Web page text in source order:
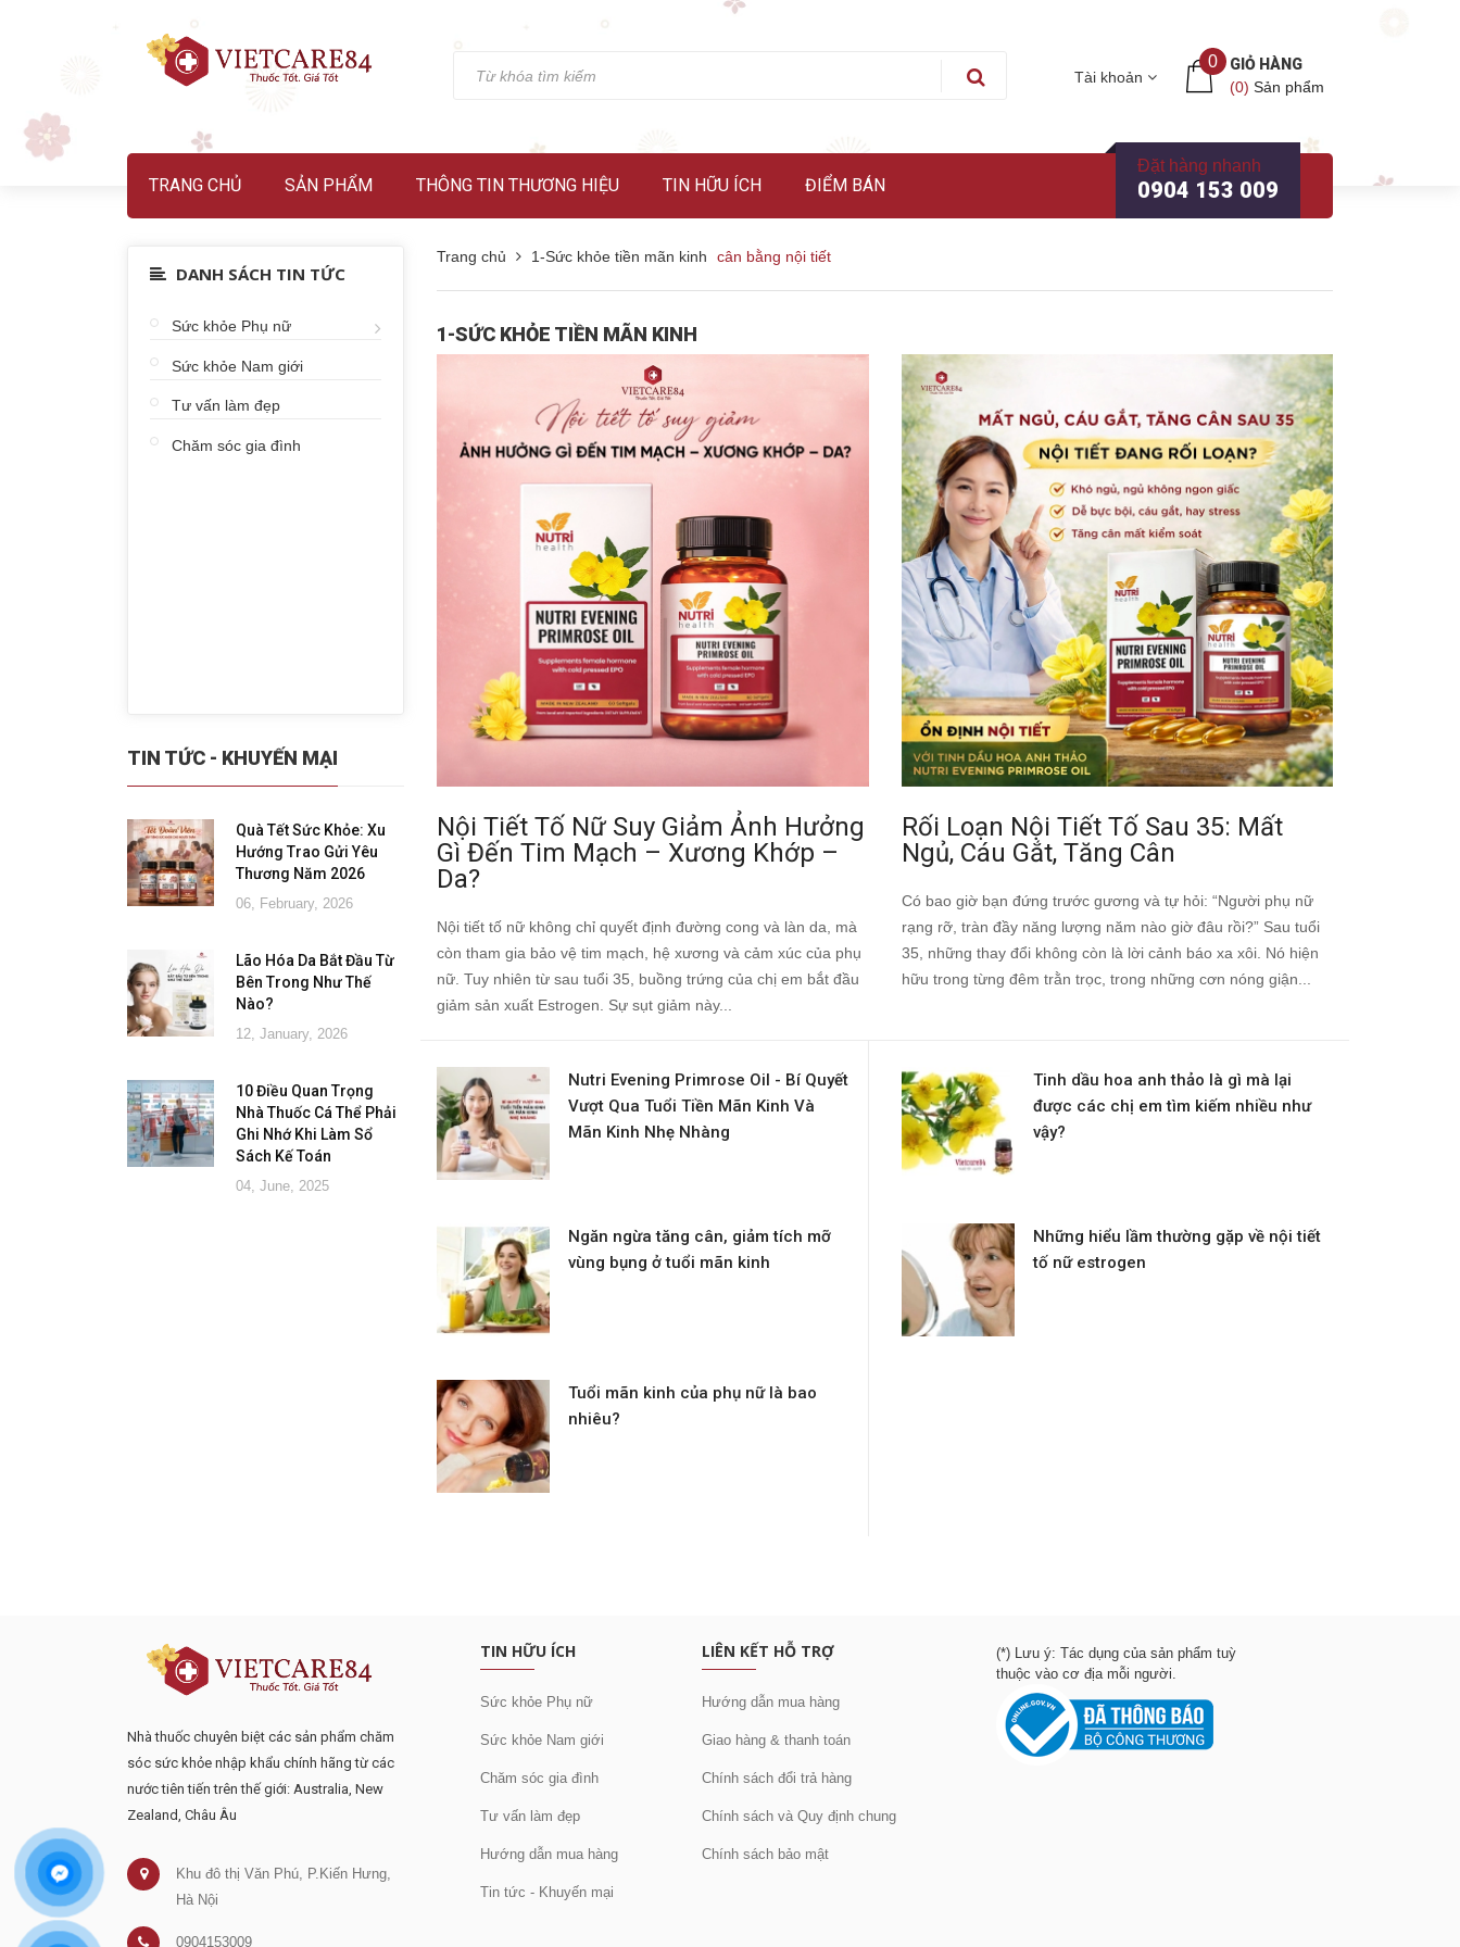
Tài khoản
0
GIỎ HÀNG
(0) Sản phẩm
TRANG CHỦ SẢN PHẨM THÔNG TIN THƯƠNG HIỆU TIN HỮU ÍCH ĐIỂM BÁN
Đặt hàng nhanh
0904 153 009
DANH SÁCH TIN TỨC
Sức khỏe Phụ nữ
Sức khỏe Nam giới
Tư vấn làm đẹp
Chăm sóc gia đình
TIN TỨC - KHUYẾN MẠI
Quà Tết Sức Khỏe: Xu
Hướng Trao Gửi Yêu
Thương Năm 2026
06, February, 2026
Lão Hóa Da Bắt Đầu Từ
Bên Trong Như Thế
Nào?
12, January, 2026
10 Điều Quan Trọng
Nhà Thuốc Cá Thể Phải
Ghi Nhớ Khi Làm Sổ
Sách Kế Toán
04, June, 2025
Trang chủ 1-Sức khỏe tiền mãn kinh cân bằng nội tiết
1-SỨC KHỎE TIỀN MÃN KINH
Nội Tiết Tố Nữ Suy Giảm Ảnh Hưởng
Gì Đến Tim Mạch – Xương Khớp –
Da?
Nội tiết tố nữ không chỉ quyết định đường cong và làn da, mà
còn tham gia bảo vệ tim mạch, hệ xương và cảm xúc của phụ
nữ. Tuy nhiên từ sau tuổi 35, buồng trứng của chị em bắt đầu
giảm sản xuất Estrogen. Sự sụt giảm này...
Rối Loạn Nội Tiết Tố Sau 35: Mất
Ngủ, Cáu Gắt, Tăng Cân
Có bao giờ bạn đứng trước gương và tự hỏi: “Người phụ nữ
rạng rỡ, tràn đầy năng lượng năm nào giờ đâu rồi?” Sau tuổi
35, những thay đổi không còn là lời cảnh báo xa xôi. Nó hiện
hữu trong từng đêm trằn trọc, trong những cơn nóng giận...
Nutri Evening Primrose Oil - Bí Quyết
Vượt Qua Tuổi Tiền Mãn Kinh Và
Mãn Kinh Nhẹ Nhàng
Ngăn ngừa tăng cân, giảm tích mỡ
vùng bụng ở tuổi mãn kinh
Tuổi mãn kinh của phụ nữ là bao
nhiêu?
Tinh dầu hoa anh thảo là gì mà lại
được các chị em tìm kiếm nhiều như
vậy?
Những hiểu lầm thường gặp về nội tiết
tố nữ estrogen
Nhà thuốc chuyên biệt các sản phẩm chăm
sóc sức khỏe nhập khẩu chính hãng từ các
nước tiên tiến trên thế giới: Australia, New
Zealand, Châu Âu
Khu đô thị Văn Phú, P.Kiến Hưng,
Hà Nội
0904153009
TIN HỮU ÍCH
Sức khỏe Phụ nữ
Sức khỏe Nam giới
Chăm sóc gia đình
Tư vấn làm đẹp
Hướng dẫn mua hàng
Tin tức - Khuyến mại
LIÊN KẾT HỖ TRỢ
Hướng dẫn mua hàng
Giao hàng & thanh toán
Chính sách đổi trả hàng
Chính sách và Quy định chung
Chính sách bảo mật
(*) Lưu ý: Tác dụng của sản phẩm tuỳ
thuộc vào cơ địa mỗi người.